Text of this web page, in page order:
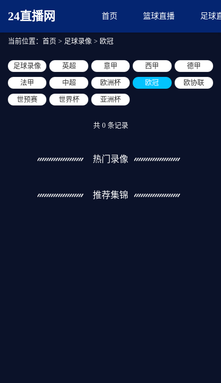
24直播网 首页 篮球直播 足球
当前位置： 首页 > 足球录像 > 欧冠
足球录像 英超 意甲 西甲 德甲
法甲 中超 欧洲杯 欧冠 欧协联
世预赛 世界杯 亚洲杯
共0 条记录
热门录像
推荐集锦